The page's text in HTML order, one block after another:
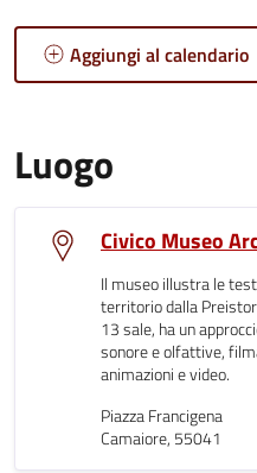
Aggiungi al calendario
Luogo
Civico Museo
Il museo illustra le
territorio dalla
13 sale, ha un
sonore e olfattive,
animazioni e video.
Piazza Francigena
Camaiore, 55041